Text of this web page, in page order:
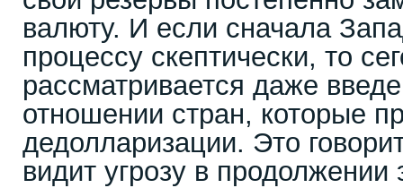
валюту. И если сначала
процессу скептически, то
рассматривается даже
отношении стран, которые
дедолларизации. Это
видит угрозу в продолжении